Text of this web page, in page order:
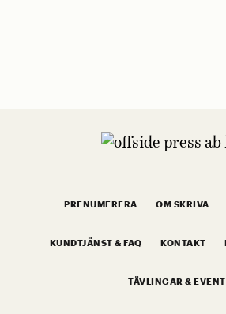
PRENUMERERA OM SKRIVA
KUNDTJÄNST & FAQ KONTAKT
TÄVLINGAR & EVENT